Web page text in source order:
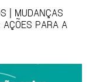
| MUDANÇAS
PARA A